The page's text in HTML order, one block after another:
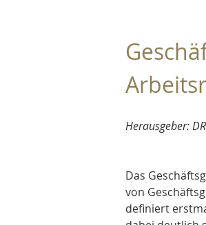
Herausgeber:
Das
von
definiert